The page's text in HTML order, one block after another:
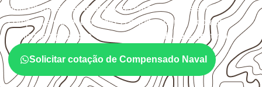
profissionais, desde que suas características sejam
compatíveis com o projeto. A Infinity orienta a compra
conformeaplicação, medida, quantidade e destino.
Solicitar cotação de Compensado Naval